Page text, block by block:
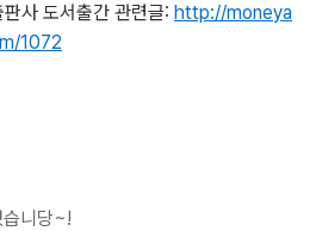
사 도서출간 관련글: http://moneya
1072
습니당~!